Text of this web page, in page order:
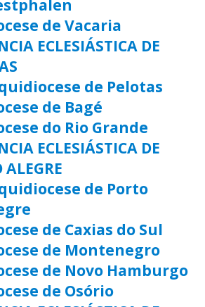
de Vacaria
ECLESIÁSTICA DE
de Pelotas
de Bagé
do Rio Grande
ECLESIÁSTICA DE
ALEGRE
de Porto
de Caxias do Sul
de Montenegro
de Novo Hamburgo
de Osório